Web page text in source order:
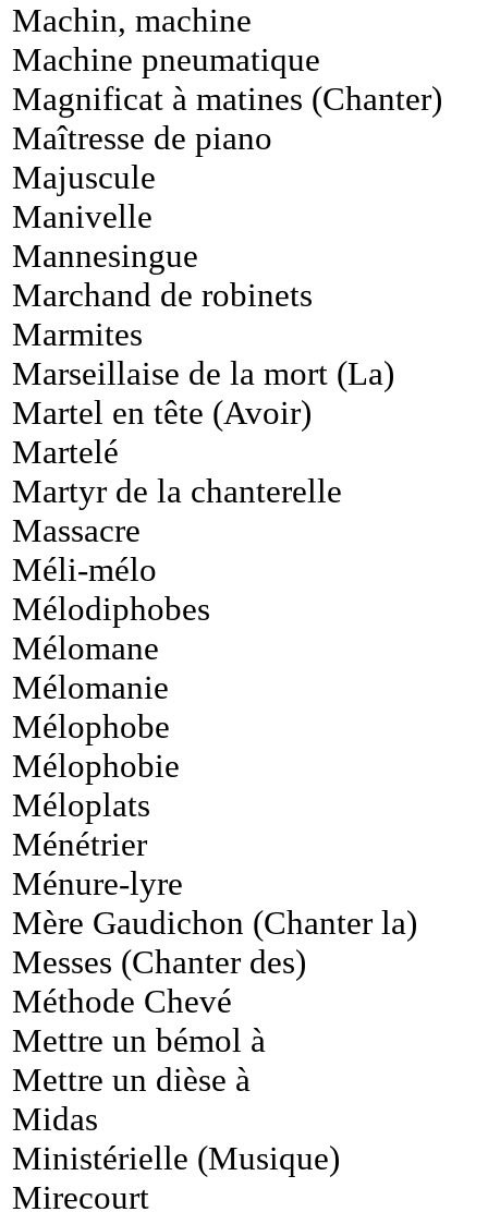
Machin, machine
Machine pneumatique
Magnificat à matines (Chanter)
Maîtresse de piano
Majuscule
Manivelle
Mannesingue
Marchand de robinets
Marmites
Marseillaise de la mort (La)
Martel en tête (Avoir)
Martelé
Martyr de la chanterelle
Massacre
Méli-mélo
Mélodiphobes
Mélomane
Mélomanie
Mélophobe
Mélophobie
Méloplats
Ménétrier
Ménure-lyre
Mère Gaudichon (Chanter la)
Messes (Chanter des)
Méthode Chevé
Mettre un bémol à
Mettre un dièse à
Midas
Ministérielle (Musique)
Mirecourt